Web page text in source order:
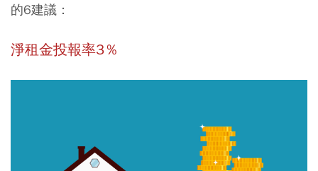
的6建議：
淨租金投報率3％